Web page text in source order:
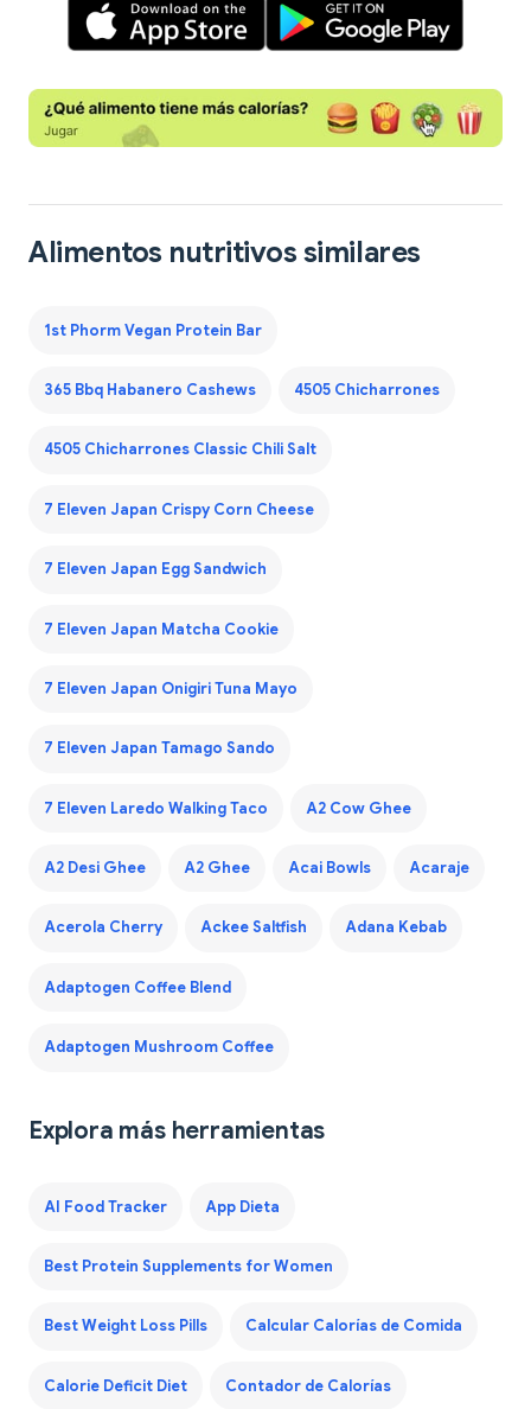
Alimentos nutritivos similares
1st Phorm Vegan Protein Bar
365 Bbq Habanero Cashews 4505 Chicharrones
4505 Chicharrones Classic Chili Salt
7 Eleven Japan Crispy Corn Cheese
7 Eleven Japan Egg Sandwich
7 Eleven Japan Matcha Cookie
7 Eleven Japan Onigiri Tuna Mayo
7 Eleven Japan Tamago Sando
7 Eleven Laredo Walking Taco A2 Cow Ghee
A2 Desi Ghee A2 Ghee Acai Bowls Acaraje
Acerola Cherry Ackee Saltfish Adana Kebab
Adaptogen Coffee Blend
Adaptogen Mushroom Coffee
Explora más herramientas
AI Food Tracker App Dieta
Best Protein Supplements for Women
Best Weight Loss Pills Calcular Calorías de Comida
Calorie Deficit Diet Contador de Calorías